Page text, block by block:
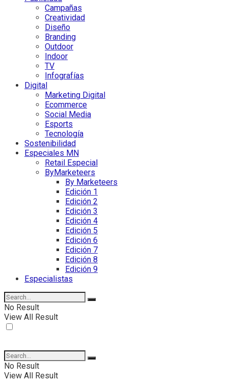
Campañas
Creatividad
Diseño
Branding
Outdoor
Indoor
TV
Infografías
Digital
Marketing Digital
Ecommerce
Social Media
Esports
Tecnología
Sostenibilidad
Especiales MN
Retail Especial
ByMarketeers
By Marketeers
Edición 1
Edición 2
Edición 3
Edición 4
Edición 5
Edición 6
Edición 7
Edición 8
Edición 9
Especialistas
No Result
View All Result
No Result
View All Result